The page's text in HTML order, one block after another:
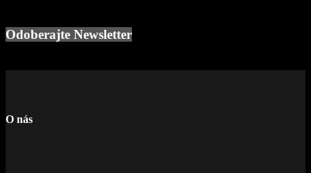
Odoberajte Newsletter
O nás